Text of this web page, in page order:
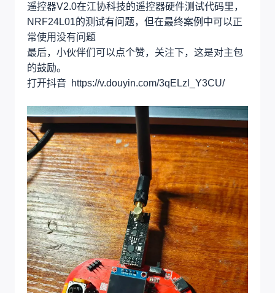
遥控器V2.0在江协科技的遥控器硬件测试代码里，
NRF24L01的测试有问题，但在最终案例中可以正
常使用没有问题
最后，小伙伴们可以点个赞，关注下，这是对主包
的鼓励。
打开抖音 https://v.douyin.com/3qELzl_Y3CU/